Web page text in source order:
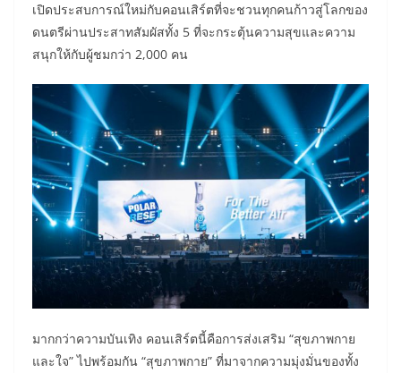
เปิดประสบการณ์ใหม่กับคอนเสิร์ตที่จะชวนทุกคนก้าวสู่โลกของ
ดนตรีผ่านประสาทสัมผัสทั้ง 5 ที่จะกระตุ้นความสุขและความ
สนุกให้กับผู้ชมกว่า 2,000 คน
มากกว่าความบันเทิง คอนเสิร์ตนี้คือการส่งเสริม “สุขภาพกาย
และใจ” ไปพร้อมกัน “สุขภาพกาย” ที่มาจากความมุ่งมั่นของทั้ง